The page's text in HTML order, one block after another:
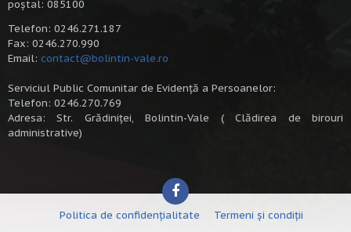
poștal: 085100
Telefon: 0246.271.187
Fax: 0246.270.990
Email: contact@bolintin-vale.ro
Serviciul Public Comunitar de Evidență a Persoanelor:
Telefon: 0246.270.769
Adresa: Str. Grădiniței, Bolintin-Vale ( Clădirea de birouri
administrative)
Politica de confidențialitate Termeni și condiții